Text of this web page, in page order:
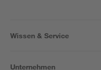
Wissen & Service
Unternehmen